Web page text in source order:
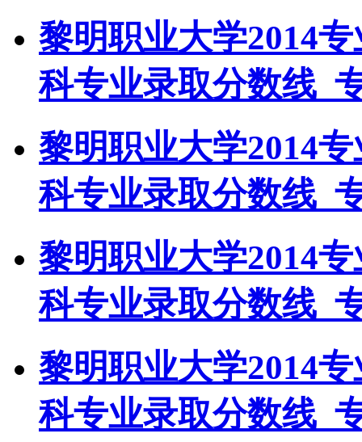
黎明职业大学2014
科专业录取分数线_
黎明职业大学2014
科专业录取分数线_
黎明职业大学2014
科专业录取分数线_
黎明职业大学2014
科专业录取分数线_